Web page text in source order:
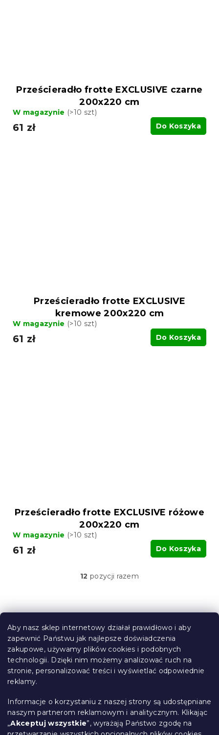
Aby nasz sklep internetowy działał prawidłowo i aby
zapewnić Państwu jak najlepsze doświadczenia
zakupowe, używamy plików cookies i podobnych
technologii. Dzięki nim możemy analizować ruch na
stronie, personalizować treści i wyświetlać odpowiednie
reklamy.
Informacje o korzystaniu z naszej strony są udostępniane
naszym partnerom reklamowym i analitycznym. Klikając
„Akceptuj wszystkie”, wyrażają Państwo zgodę na
Prześcieradło frotte EXCLUSIVE czarne
200x220 cm
W magazynie (>10 szt)
61 zł Do Koszyka
Prześcieradło frotte EXCLUSIVE
kremowe 200x220 cm
W magazynie (>10 szt)
61 zł Do Koszyka
Prześcieradło frotte EXCLUSIVE różowe
200x220 cm
W magazynie (>10 szt)
61 zł Do Koszyka
K
t
o
l
k
i
l
i
y
12 pozycji razem
S
Informacje dla Ciebie
Śledzenie zamówienia
Opcje dostawy
Metody płatności
Reklamacje i zwroty towarów
Kontakt
Regulamin